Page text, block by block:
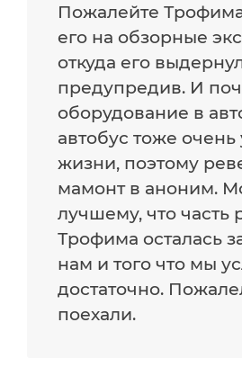
Пожалейте
его на обзорные
откуда его
предупредив. И
оборудование в
автобус тоже очень
жизни, поэтому
мамонт в аноним.
лучшему, что часть
Трофима осталась
нам и того что мы
достаточно.
поехали.